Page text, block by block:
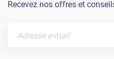
Recevez nos offres et